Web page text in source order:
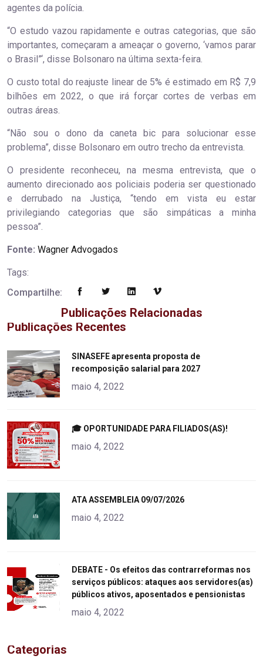
agentes da polícia.
“O estudo vazou rapidamente e outras categorias, que são
importantes, começaram a ameaçar o governo, ‘vamos parar
o Brasil”‘, disse Bolsonaro na última sexta-feira.
O custo total do reajuste linear de 5% é estimado em R$ 7,9
bilhões em 2022, o que irá forçar cortes de verbas em
outras áreas.
“Não sou o dono da caneta bic para solucionar esse
problema”, disse Bolsonaro em outro trecho da entrevista.
O presidente reconheceu, na mesma entrevista, que o
aumento direcionado aos policiais poderia ser questionado
e derrubado na Justiça, “tendo em vista eu estar
privilegiando categorias que são simpáticas a minha
pessoa”.
Fonte: Wagner Advogados
Tags:
Compartilhe:
Publicações Relacionadas
Publicações Recentes
alt="product">
SINASEFE apresenta proposta de
recomposição salarial para 2027
maio 4, 2022
alt="product">
🎓 OPORTUNIDADE PARA FILIADOS(AS)!
maio 4, 2022
alt="product">
ATA ASSEMBLEIA 09/07/2026
maio 4, 2022
alt="product">
DEBATE - Os efeitos das contrarreformas nos
serviços públicos: ataques aos servidores(as)
públicos ativos, aposentados e pensionistas
maio 4, 2022
Categorias